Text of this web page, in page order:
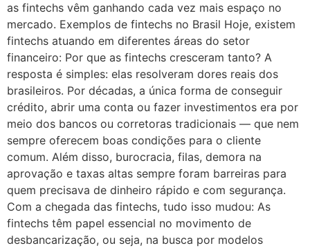
as fintechs vêm ganhando cada vez mais espaço no
mercado. Exemplos de fintechs no Brasil Hoje, existem
fintechs atuando em diferentes áreas do setor
financeiro: Por que as fintechs cresceram tanto? A
resposta é simples: elas resolveram dores reais dos
brasileiros. Por décadas, a única forma de conseguir
crédito, abrir uma conta ou fazer investimentos era por
meio dos bancos ou corretoras tradicionais — que nem
sempre oferecem boas condições para o cliente
comum. Além disso, burocracia, filas, demora na
aprovação e taxas altas sempre foram barreiras para
quem precisava de dinheiro rápido e com segurança.
Com a chegada das fintechs, tudo isso mudou: As
fintechs têm papel essencial no movimento de
desbancarização, ou seja, na busca por modelos